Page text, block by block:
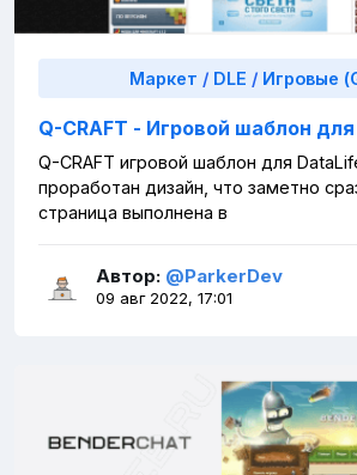
Маркет / DLE / Игровые
Q-CRAFT - Игровой шаблон для
Q-CRAFT игровой шаблон для
проработан дизайн, что заметно
страница выполнена в
Автор: @ParkerDev
09 авг 2022, 17:01